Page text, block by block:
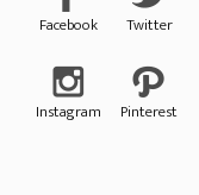
Facebook Twitter
Instagram Pinterest